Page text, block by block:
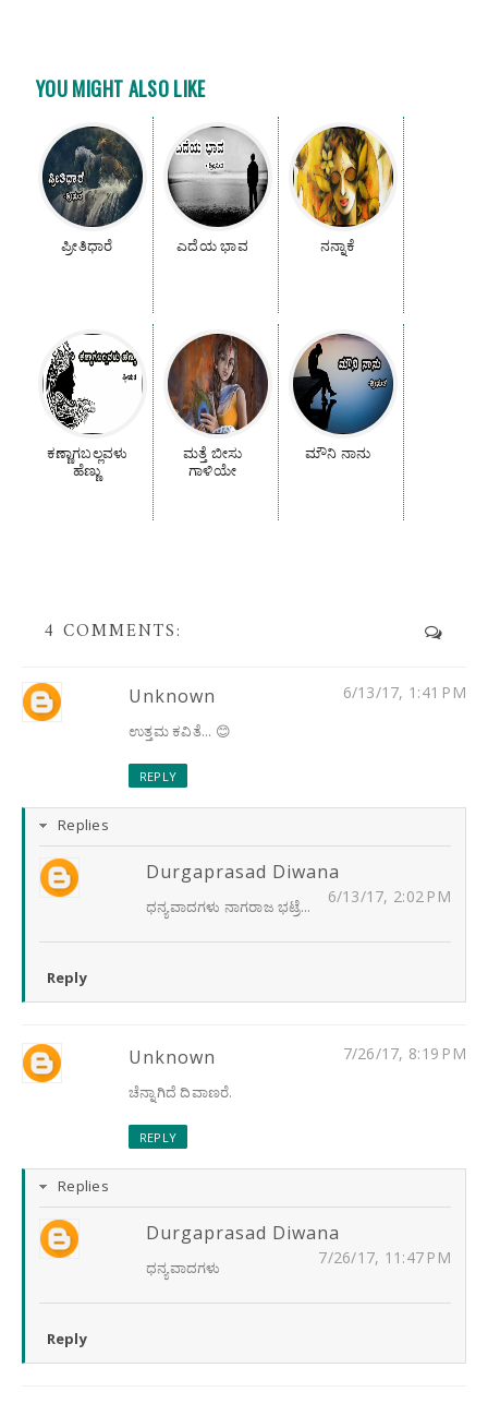
YOU MIGHT ALSO LIKE
ಪ್ರೀತಿಧಾರೆ ಎದೆಯ ಭಾವ ನನ್ನಾಕೆ
ಕಣ್ಣಾಗಬಲ್ಲವಳು
ಹೆಣ್ಣು
ಮತ್ತೆ ಬೀಸು
ಗಾಳಿಯೇ
ಮೌನಿ ನಾನು
4 COMMENTS:
Unknown 6/13/17, 1:41 PM
ಉತ್ತಮ ಕವಿತೆ... 😊
REPLY
Replies
Durgaprasad Diwana
6/13/17, 2:02 PM
ಧನ್ಯವಾದಗಳು ನಾಗರಾಜ ಭಟ್ರೆ...
Reply
Unknown 7/26/17, 8:19 PM
ಚೆನ್ನಾಗಿದೆ ದಿವಾಣರೆ.
REPLY
Replies
Durgaprasad Diwana
7/26/17, 11:47 PM
ಧನ್ಯವಾದಗಳು
Reply